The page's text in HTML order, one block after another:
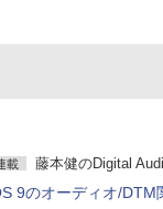
載 藤本健のDigital
9のオーディオ/DTM